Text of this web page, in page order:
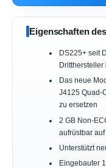
Eigenschaften
DS225+ seit
Dritthersteller
Das neue
J4125 Quad-
zu ersetzen
2 GB Non-
aufrüstbar auf
Unterstützt
Eingebauter